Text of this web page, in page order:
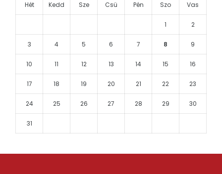
Hét Kedd Sze Csü Pén Szo Vas
1 2
3 4 5 6 7 8 9
10 11 12 13 14 15 16
17 18 19 20 21 22 23
24 25 26 27 28 29 30
31